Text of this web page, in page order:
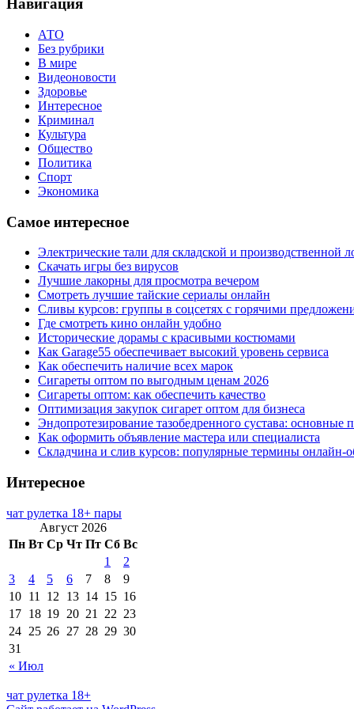
Навигация
АТО
Без рубрики
В мире
Видеоновости
Здоровье
Интересное
Криминал
Культура
Общество
Политика
Спорт
Экономика
Самое интересное
Электрические тали для складской и производственной
Скачать игры без вирусов
Лучшие лакорны для просмотра вечером
Смотреть лучшие тайские сериалы онлайн
Сливы курсов: группы в соцсетях с горячими
Где смотреть кино онлайн удобно
Исторические дорамы с красивыми костюмами
Как Garage55 обеспечивает высокий уровень сервиса
Как обеспечить наличие всех марок
Сигареты оптом по выгодным ценам 2026
Сигареты оптом: как обеспечить качество
Оптимизация закупок сигарет оптом для бизнеса
Эндопротезирование тазобедренного сустава: основные
Как оформить объявление мастера или специалиста
Складчина и слив курсов: популярные термины онлайн-
Интересное
чат рулетка 18+ пары
Август 2026
Пн Вт Ср Чт Пт Сб Вс
« Июл
1
2
3
4 5 6 7 8
9
10 11 12 13 14 15 16
17 18 19 20 21 22 23
24 25 26 27 28 29 30
31
чат рулетка 18+